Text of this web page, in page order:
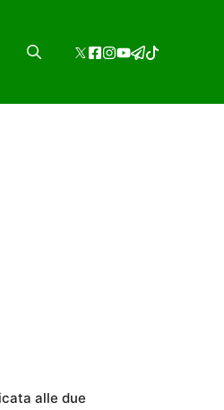
alle due